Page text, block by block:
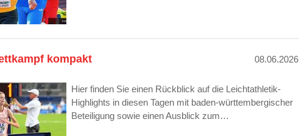
kompakt 08.06.2026
Hier finden Sie einen Rückblick auf die Leichtathletik-
Highlights in diesen Tagen mit baden-württembergischer
Beteiligung sowie einen Ausblick zum…